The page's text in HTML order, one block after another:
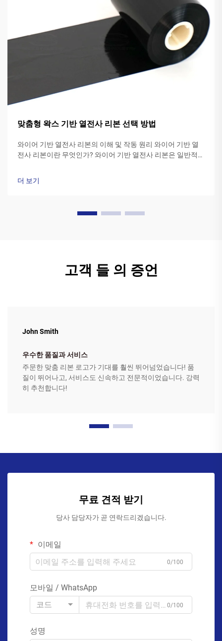
맞춤형 왁스 기반 열전사 리본 선택 방법
와이어 기반 열전사 리본의 이해 및 작동 원리 와이어 기반 열
전사 리본이란 무엇인가? 와이어 기반 열전사 리본은 일반적으
더 보기
고객 들 의 증언
John Smith
우수한 품질과 서비스
주문한 맞춤 리본 로고가 기대를 훨씬 뛰어넘었습니다! 품
질이 뛰어나고, 서비스도 신속하고 전문적이었습니다. 강력
히 추천합니다!
무료 견적 받기
당사 담당자가 곧 연락드리겠습니다.
이메일
0/100
모바일 / WhatsApp
코드
0/100
성명